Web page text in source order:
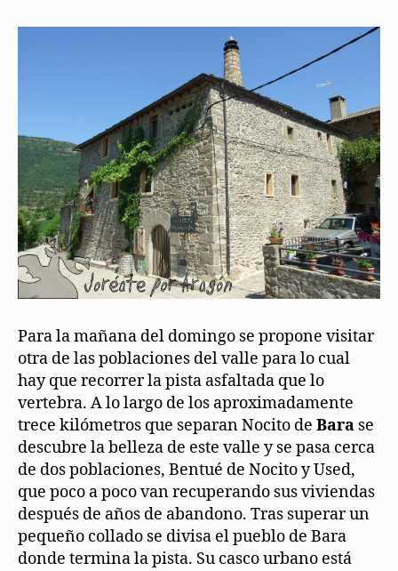
Para la mañana del domingo se propone visitar
otra de las poblaciones del valle para lo cual
hay que recorrer la pista asfaltada que lo
vertebra. A lo largo de los aproximadamente
trece kilómetros que separan Nocito de Bara se
descubre la belleza de este valle y se pasa cerca
de dos poblaciones, Bentué de Nocito y Used,
que poco a poco van recuperando sus viviendas
después de años de abandono. Tras superar un
pequeño collado se divisa el pueblo de Bara
donde termina la pista. Su casco urbano está